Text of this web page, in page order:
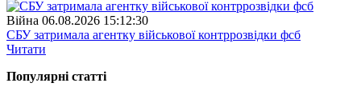
Війна 06.08.2026 15:12:30
СБУ затримала агентку військової контррозвідки фсб
Читати
Популярнi статтi